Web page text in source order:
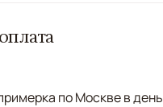
по Москве в день